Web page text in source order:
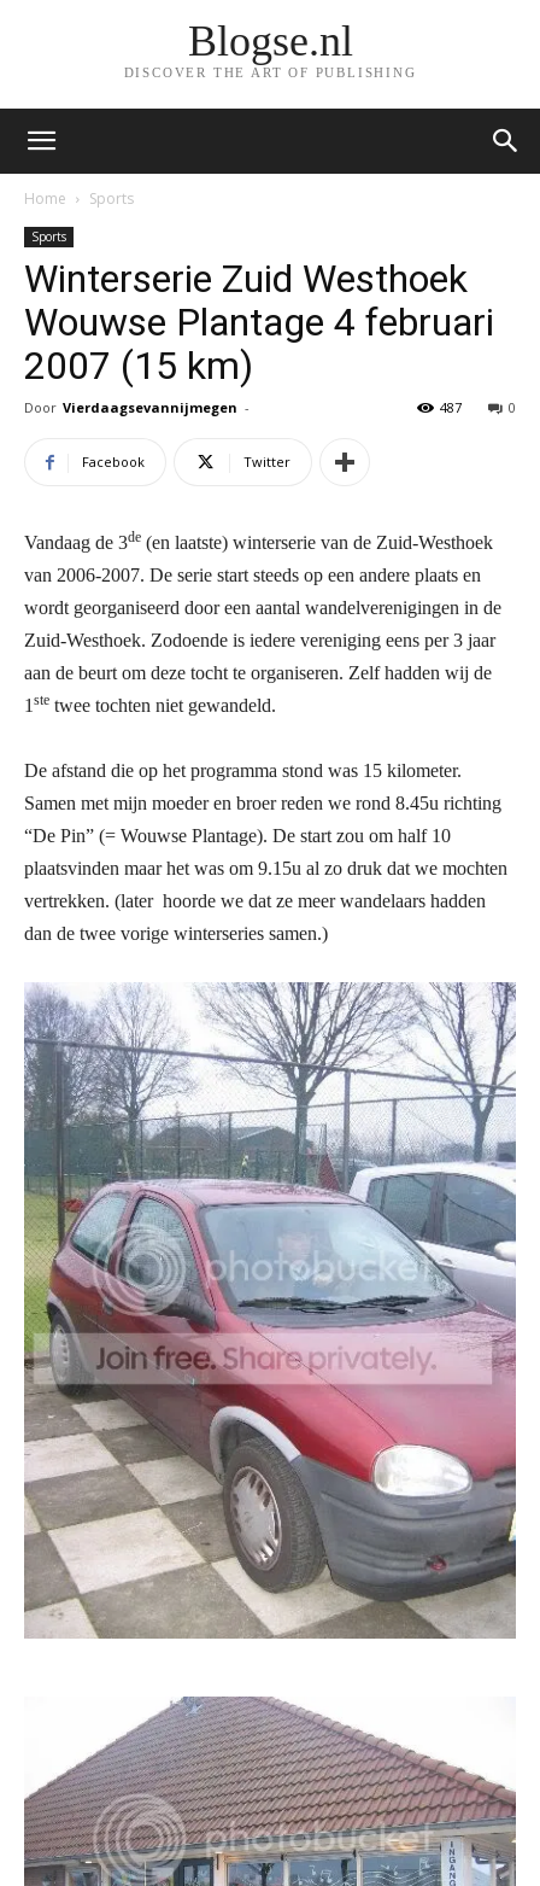
Blogse.nl
DISCOVER THE ART OF PUBLISHING
Home Sports
Sports
Winterserie Zuid Westhoek
Wouwse Plantage 4 februari
2007 (15 km)
Door Vierdaagsevannijmegen - 0
487
Facebook Twitter
Vandaag de 3de (en laatste) winterserie van de Zuid-Westhoek
van 2006-2007. De serie start steeds op een andere plaats en
wordt georganiseerd door een aantal wandelverenigingen in de
Zuid-Westhoek. Zodoende is iedere vereniging eens per 3 jaar
aan de beurt om deze tocht te organiseren. Zelf hadden wij de
1 ste twee tochten niet gewandeld.
De afstand die op het programma stond was 15 kilometer.
Samen met mijn moeder en broer reden we rond 8.45u richting
“De Pin” (= Wouwse Plantage). De start zou om half 10
plaatsvinden maar het was om 9.15u al zo druk dat we mochten
vertrekken. (later hoorde we dat ze meer wandelaars hadden
dan de twee vorige winterseries samen.)